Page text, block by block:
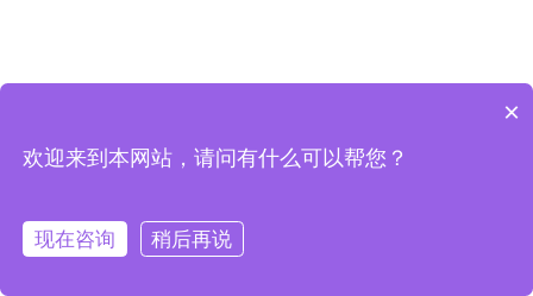
×
欢迎来到本网站，请问有什么可以帮您？
现在咨询 稍后再说